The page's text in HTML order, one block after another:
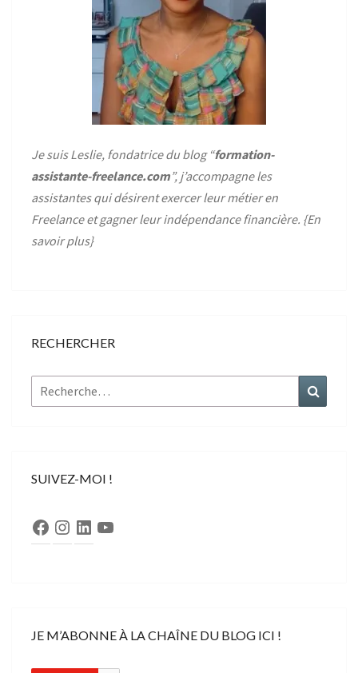
Je suis Leslie, fondatrice du blog “formation-
assistante-freelance.com”, j’accompagne les
assistantes qui désirent exercer leur métier en
Freelance et gagner leur indépendance financière. {En
savoir plus}
RECHERCHER
Rechercher :
SUIVEZ-MOI !
Facebook
Instagram
LinkedInYouTube
JE M’ABONNE À LA CHAÎNE DU BLOG ICI !